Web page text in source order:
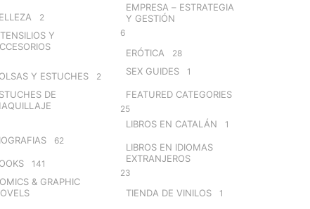
2
Y
Y ESTUCHES 2
DE
62
141
& GRAPHIC
EMPRESA – ESTRATEGIA
Y GESTIÓN
6
ERÓTICA 28
SEX GUIDES 1
FEATURED CATEGORIES
25
LIBROS EN CATALÁN 1
LIBROS EN IDIOMAS
EXTRANJEROS
23
TIENDA DE VINILOS 1